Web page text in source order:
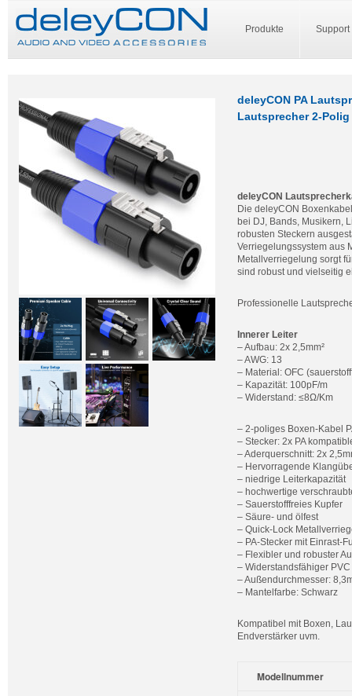
Produkte Support
deleyCON PA
Lautsprecher 2-Polig
deleyCON
Die deleyCON
bei DJ, Bands, Musikern,
robusten Steckern
Verriegelungssystem aus
Metallverriegelung sorgt
sind robust und vielseitig
Professionelle
Innerer Leiter
– Aufbau: 2x 2,5mm²
– AWG: 13
– Material: OFC
– Kapazität: 100pF/m
– Widerstand: ≤8Ω/Km
– 2-poliges Boxen-Kabel
– Stecker: 2x PA
– Aderquerschnitt: 2x
– Hervorragende
– niedrige Leiterkapazität
– hochwertige
– Sauerstofffreies Kupfer
– Säure- und ölfest
– Quick-Lock
– PA-Stecker mit Einrast-
– Flexibler und robuster
– Widerstandsfähiger
– Außendurchmesser:
– Mantelfarbe: Schwarz
Kompatibel mit Boxen,
Endverstärker uvm.
Modellnummer